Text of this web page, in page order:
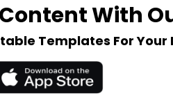
With
Templates For Your